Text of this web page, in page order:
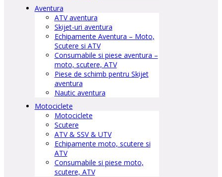
Aventura
ATV aventura
Skijet-uri aventura
Echipamente Aventura – Moto,
Scutere si ATV
Consumabile si piese aventura –
moto, scutere, ATV
Piese de schimb pentru Skijet
aventura
Nautic aventura
Motociclete
Motociclete
Scutere
ATV & SSV & UTV
Echipamente moto, scutere si
ATV
Consumabile si piese moto,
scutere, ATV